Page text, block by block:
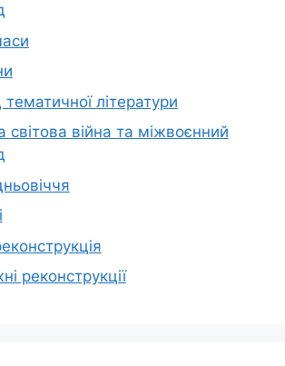
літератури
світова війна та міжвоєнний
реконструкції